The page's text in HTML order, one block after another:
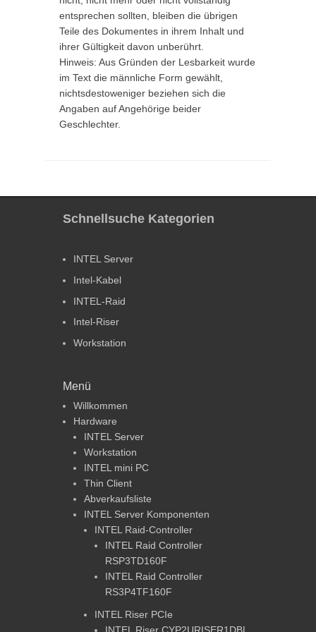
entsprechen sollten, bleiben die übrigen
Teile des Dokumentes in ihrem Inhalt und
ihrer Gültigkeit davon unberührt.
Hinweis: Aus Gründen der Lesbarkeit wurde
im Text die männliche Form gewählt,
nichtsdestoweniger beziehen sich die
Angaben auf Angehörige beider
Geschlechter.
Schnellsuche Kategorien
INTEL Server
Intel-Kabel
INTEL-Raid
Intel-Riser
Workstation
Menü
Willkommen
Hardware
INTEL Server
Workstation
INTEL mini PC
Thin Client
Abverkaufsliste
INTEL Server Komponenten
INTEL Raid-Controller
INTEL Raid Controller
RSP3TD160F
INTEL Raid Controller
RS3P4TF160F
INTEL Riser PCIe